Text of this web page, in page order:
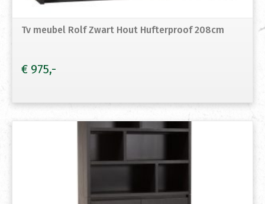
Tv meubel Rolf Zwart Hout Hufterproof 208cm
€ 975